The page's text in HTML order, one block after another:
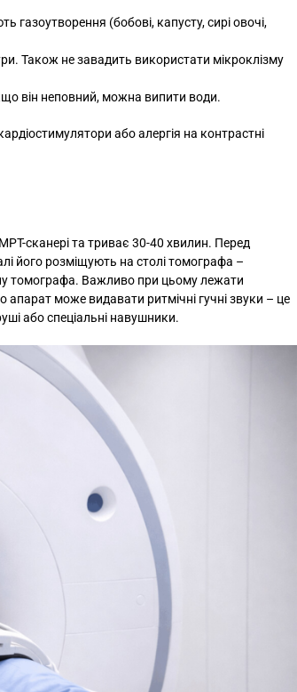
(бобові, капусту, сирі овочі,
Також не завадить використати мікроклізму
він неповний, можна випити води.
або алергія на контрастні
сканері та триває 30-40 хвилин. Перед
його розміщують на столі томографа –
томографа. Важливо при цьому лежати
може видавати ритмічні гучні звуки – це
або спеціальні навушники.